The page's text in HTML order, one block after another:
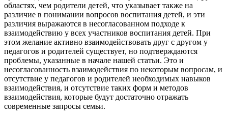
областях, чем родители детей, что указывает также на
различие в понимании вопросов воспитания детей, и эти
различия выражаются в несогласованном подходе к
взаимодействию у всех участников воспитания детей. При
этом желание активно взаимодействовать друг с другом у
педагогов и родителей существует, но подтверждаются
проблемы, указанные в начале нашей статьи. Это и
несогласованность взаимодействия по некоторым вопросам, и
отсутствие у педагогов и родителей необходимых навыков
взаимодействия, и отсутствие таких форм и методов
взаимодействия, которые будут достаточно отражать
современные запросы семьи.